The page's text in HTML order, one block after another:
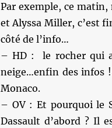
Par exemple, ce matin,
et Alyssa Miller, c’est
côté de l’info…
– HD : le rocher qui a
neige…enfin des infos
Monaco.
– OV : Et pourquoi le
Dassault d’abord ? Il